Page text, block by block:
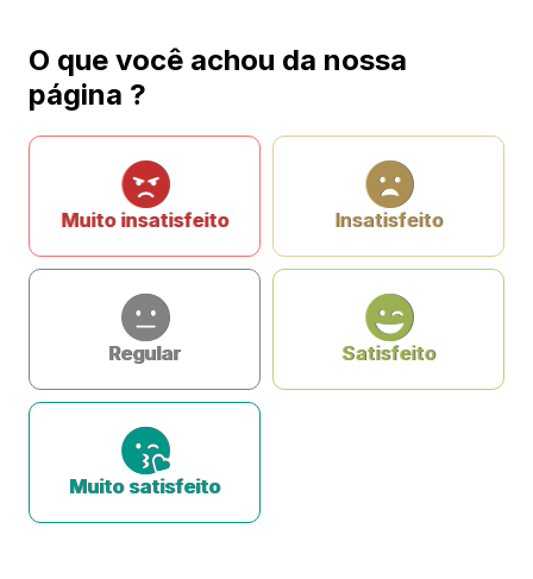
O que você achou da nossa
página ?
Muito insatisfeito Insatisfeito
Regular Satisfeito
Muito satisfeito